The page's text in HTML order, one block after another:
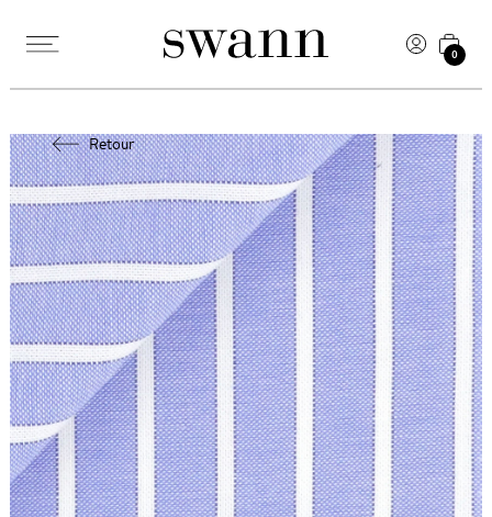
0
Retour